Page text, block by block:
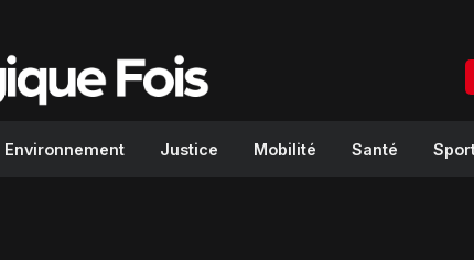
Environnement Justice Mobilité Santé